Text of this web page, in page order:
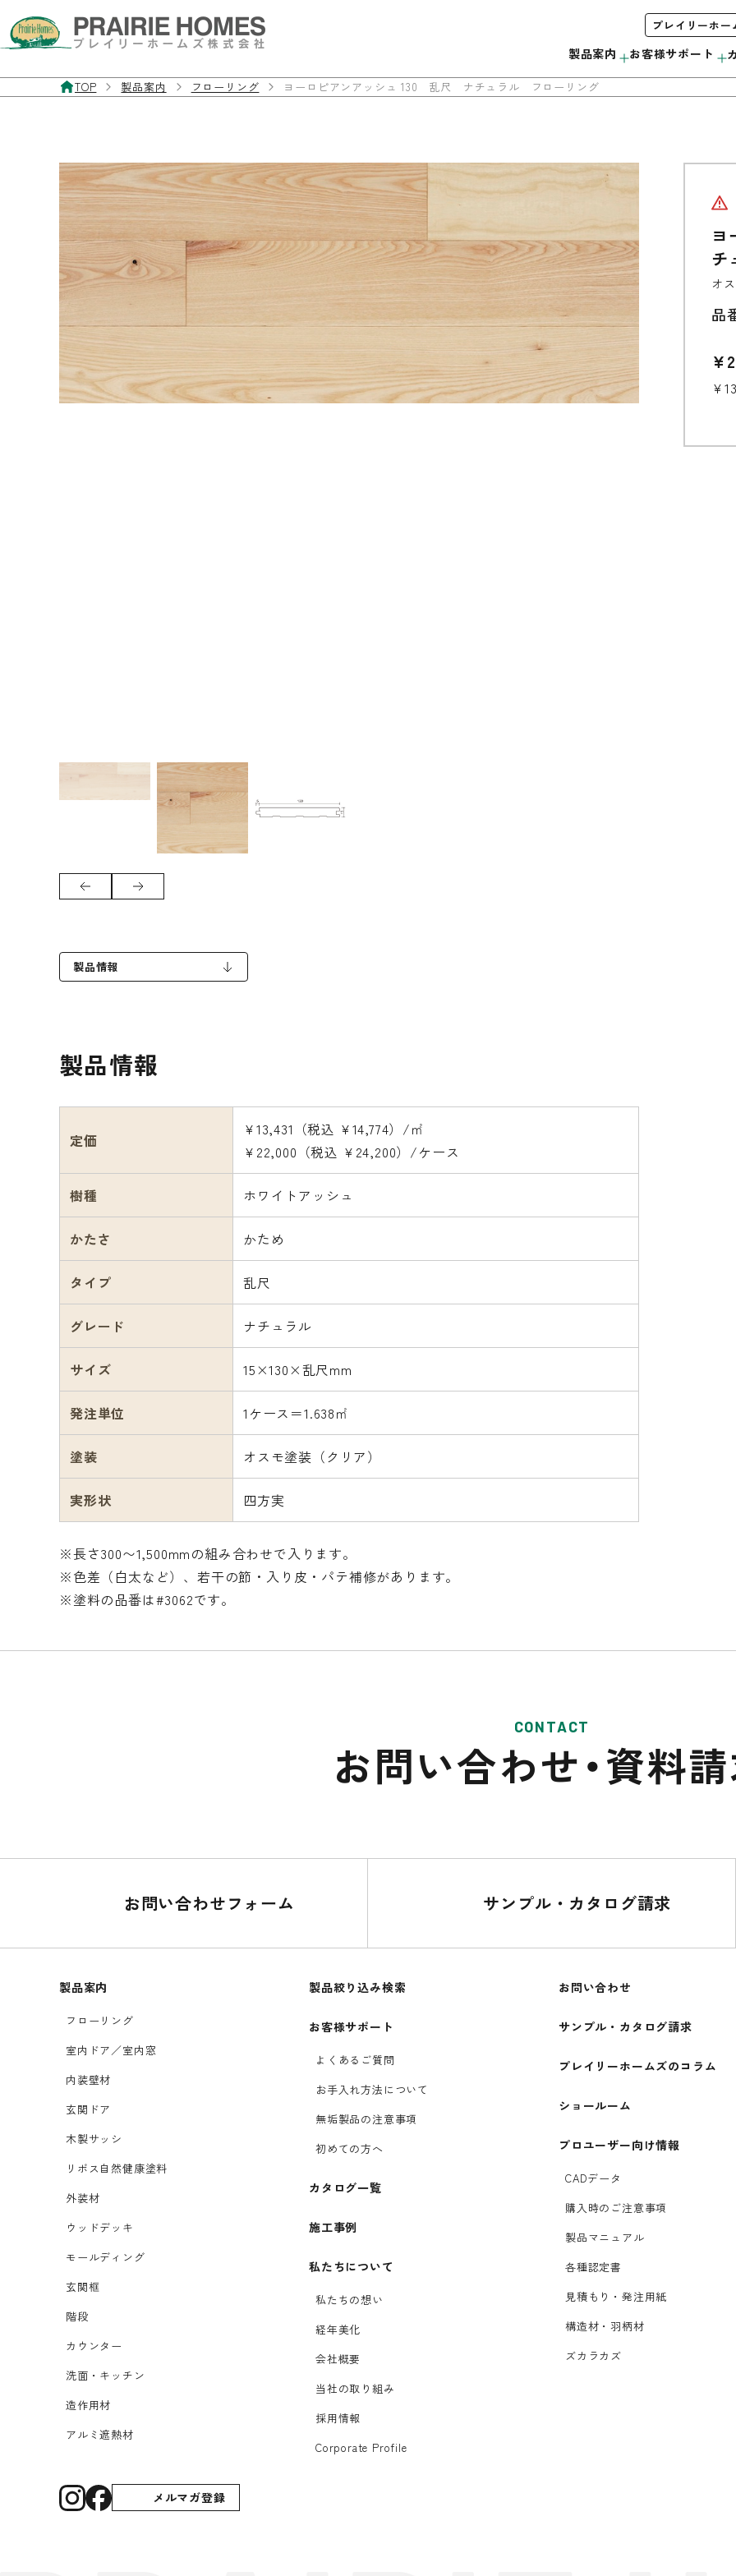
製品案内
フローリング
無垢フローリング
三層・複合フローリング
フローリングの違いと特徴
フローリングを探す
室内ドア／室内窓
内装壁材
木製サッシ
リボス自然健康塗料
外装材
ウッドデッキ
モールディング
玄関框
お客様サポート
よくあるご質問
製品マニュアル
お手入れ方法について
無垢製品の注意事項
施工事例 みんなで＃ムクノトリコ
私たちの想い
経年美化
会社概要
当社の取り組み
お問い合わせフォーム サンプル・カタログ請求
プレイリーホ
TOP 製品案内 フローリング ヨーロピアンアッシュ 130 乱尺 ナチュラル フローリング
チ
オ
品
製品情報
製品情報
定価
¥13,431（税込 ¥14,774）/㎡
¥22,000（税込 ¥24,200）/ケース
樹種 ホワイトアッシュ
かたさ かため
タイプ 乱尺
グレード ナチュラル
サイズ 15×130×乱尺mm
発注単位 1ケース＝1.638㎡
塗装 オスモ塗装（クリア）
実形状 四方実
※長さ300〜1,500mmの組み合わせで入ります。
※色差（白太など）、若干の節・入り皮・パテ補修があります。
※塗料の品番は#3062です。
CONTACT
お問い合わせ・資料
お問い合わせフォーム サンプル・カタログ請求
製品案内
フローリング
室内ドア／室内窓
内装壁材
玄関ドア
木製サッシ
リボス自然健康塗料
外装材
ウッドデッキ
モールディング
玄関框
階段
カウンター
洗面・キッチン
造作用材
アルミ遮熱材
製品絞り込み検索
お客様サポート
よくあるご質問
お手入れ方法について
無垢製品の注意事項
初めての方へ
カタログ一覧
施工事例
私たちについて
私たちの想い
経年美化
会社概要
当社の取り組み
採用情報
Corporate Profile
お問い合わせ
サンプル・カタログ請求
プレイリーホームズのコラム
ショールーム
プロユーザー向け情報
CADデータ
購入時のご注意事項
製品マニュアル
各種認定書
見積もり・発注用紙
構造材・羽柄材
ズカラカズ
メルマガ登録